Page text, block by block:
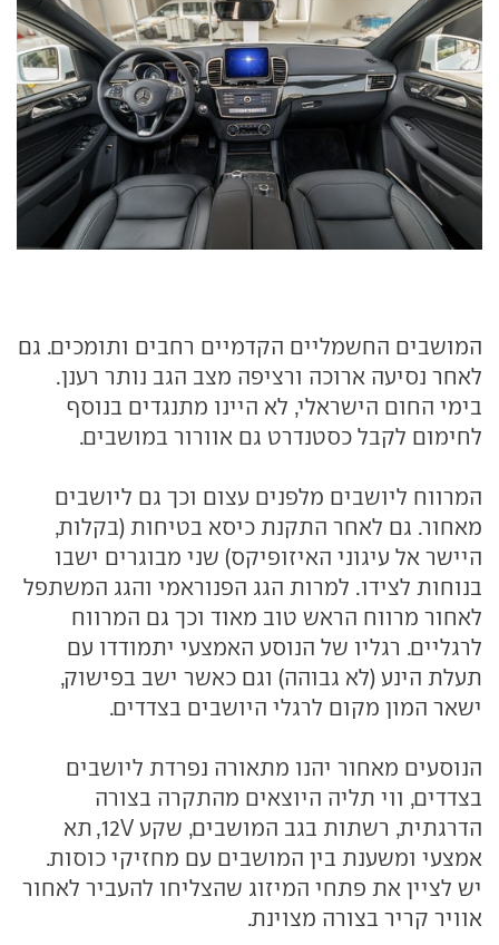
המושבים החשמליים הקדמיים רחבים ותומכים. גם
לאחר נסיעה ארוכה ורציפה מצב הגב נותר רענן.
בימי החום הישראלי, לא היינו מתנגדים בנוסף
לחימום לקבל כסטנדרט גם אוורור במושבים.
המרווח ליושבים מלפנים עצום וכך גם ליושבים
מאחור. גם לאחר התקנת כיסא בטיחות (בקלות,
היישר אל עיגוני האיזופיקס) שני מבוגרים ישבו
בנוחות לצידו. למרות הגג הפנוראמי והגג המשתפל
לאחור מרווח הראש טוב מאוד וכך גם המרווח
לרגליים. רגליו של הנוסע האמצעי יתמודדו עם
תעלת הינע (לא גבוהה) וגם כאשר ישב בפישוק,
ישאר המון מקום לרגלי היושבים בצדדים.
הנוסעים מאחור יהנו מתאורה נפרדת ליושבים
בצדדים, ווי תליה היוצאים מהתקרה בצורה
הדרגתית, רשתות בגב המושבים, שקע 12V, תא
אמצעי ומשענת בין המושבים עם מחזיקי כוסות.
יש לציין את פתחי המיזוג שהצליחו להעביר לאחור
אוויר קריר בצורה מצוינת.